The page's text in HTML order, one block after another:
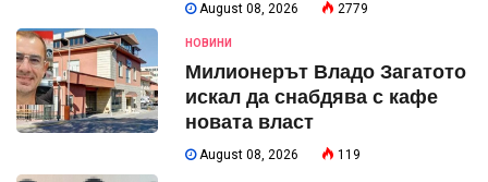
August 08, 2026 2779
НОВИНИ
Милионерът Владо Загатото
искал да снабдява с кафе
новата власт
August 08, 2026 119